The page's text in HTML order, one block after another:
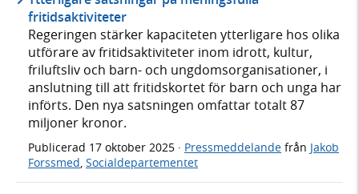
fritidsaktiviteter
Regeringen stärker kapaciteten ytterligare hos olika
utförare av fritidsaktiviteter inom idrott, kultur,
friluftsliv och barn- och ungdomsorganisationer, i
anslutning till att fritidskortet för barn och unga har
införts. Den nya satsningen omfattar totalt 87
miljoner kronor.
Publicerad 17 oktober 2025 · Pressmeddelande från Jakob
Forssmed, Socialdepartementet